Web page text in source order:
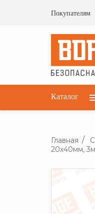
Покупателям
Каталог
Главная
20х40мм,